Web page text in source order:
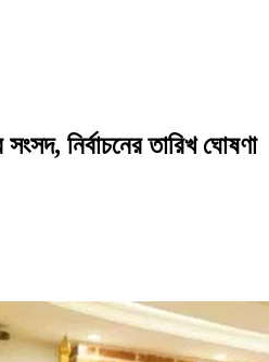
নির্বাচনের তারিখ ঘোষণা